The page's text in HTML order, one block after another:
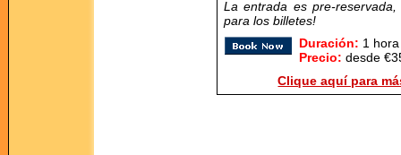
La entrada es pre-
para los billetes!
Duración: 1
Precio: desde
Clique aquí para